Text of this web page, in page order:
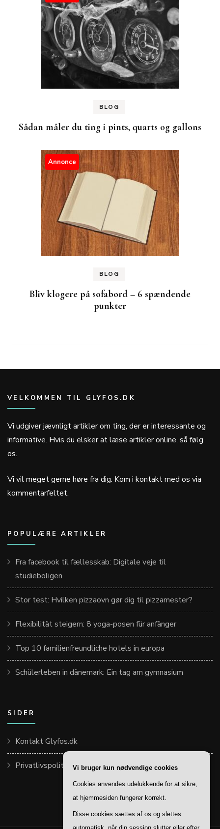
BLOG
Sådan måler du ting i pints, quarts og gallons
Annonce
BLOG
Bliv klogere på sofabord – 6 spændende
punkter
VELKOMMEN TIL GLYFOS.DK
Vi udgiver jævnligt artikler om ting, der er interessante og
informative. Hvis du elsker at læse artikler online, så følg
os.
Vi vil meget gerne høre fra dig. Kom i kontakt med os via
kommentarfeltet.
POPULÆRE ARTIKLER
Fra facebook til fællesskab: Digitale veje til
studieboligen
Stor test: Hvilken pizzaovn gør dig til pizzamester?
Flexibilität steigern: 8 yoga-posen für anfänger
Top 10 familienfreundliche hotels in europa
Schülerleben in dänemark: Ein tag am gymnasium
SIDER
Kontakt Glyfos.dk
Privatlivspolitik Vi bruger kun nødvendige cookies
Cookies anvendes udelukkende for at sikre,
at hjemmesiden fungerer korrekt.
Disse cookies sættes af os og slettes